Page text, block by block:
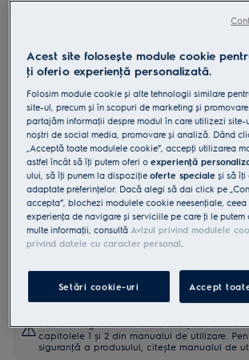
EOD5C70BX
Cuptor cu abur
autocuratare catalitica
inox
4.9 (1857)
Fișa cu
Beneficii
Cuptorul SteamBake 600 te ajuta sa obtii
coacere.
SteamBake adauga abur pentru o coacere
Curatarea catalitica absoarbe grasimea si curata
conform regulamentului UE 2023/988 sunt
capitolele 1 și 2 din manualul de utilizare.
siguranţă a produsului, citește manualul de
Acest site folosește module cookie
ţi oferi o experienţă personalizată.
Folosim module cookie și alte tehnologii similare
site-ul, precum și în scopuri de marketing și
partajăm informaţii despre modul în care utilizezi site-
noștri de social media, promovare și analiză. Dând
„Acceptă toate modulele cookie”, accepţi utilizarea
astfel încât să îţi putem oferi oexperienţă
ului, să îţi punem la dispoziţieoferte speciale și să îţi
adaptate preferinţelor. Dacă alegi să dai click pe
accepta”, blochezi modulele cookie neesenţiale,
experienţa de navigare și serviciile pe care ţi le putem
multe informaţii, consultăAvizul privind modulele
privind datele cu caracter personal.
Setări cookie-uri Accept